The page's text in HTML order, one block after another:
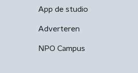
App de studio
Adverteren
NPO Campus